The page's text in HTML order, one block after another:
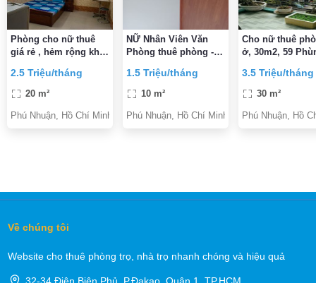
Phòng cho nữ thuê
giá rẻ , hẻm rộng khu
2.5 Triệu/tháng
20 m²
Phú Nhuận, Hồ Chí Minh
NỮ Nhân Viên Văn
Phòng thuê phòng -
1.5 Triệu/tháng
10 m²
Phú Nhuận, Hồ Chí Minh
Cho nữ thuê
ở, 30m2, 59
Nhuận, Tp.HCM
3.5 Triệu/tháng
30 m²
Phú Nhuận, Hồ
Về chúng tôi
Website cho thuê phòng trọ, nhà trọ nhanh chóng và hiệu quả